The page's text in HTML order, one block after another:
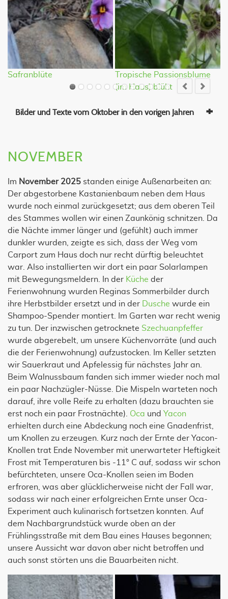
Safranblüte
Tropische Passionsblume
(im Haus) blüht
Bilder und Texte vom Oktober in den vorigen Jahren
NOVEMBER
Im November 2025 standen einige Außenarbeiten an:
Der abgestorbene Kastanienbaum neben dem Haus
wurde noch einmal zurückgesetzt; aus dem oberen Teil
des Stammes wollen wir einen Zaunkönig schnitzen. Da
die Nächte immer länger und (gefühlt) auch immer
dunkler wurden, zeigte es sich, dass der Weg vom
Carport zum Haus doch nur recht dürftig beleuchtet
war. Also installierten wir dort ein paar Solarlampen
mit Bewegungsmeldern. In der Küche der
Ferienwohnung wurden Reginas Sommerbilder durch
ihre Herbstbilder ersetzt und in der
Dusche wurde ein
Shampoo-Spender montiert. Im Garten war recht wenig
zu tun. Der inzwischen getrocknete Szechuanpfeffer
wurde abgerebelt, um unsere Küchenvorräte (und auch
die der Ferienwohnung) aufzustocken. Im Keller setzten
wir Sauerkraut und Apfelessig für nächstes Jahr an.
Beim Walnussbaum fanden sich immer wieder noch mal
ein paar Nachzügler-Nüsse. Die Mispeln warteten noch
darauf, ihre volle Reife zu erhalten (dazu brauchten sie
erst noch ein paar Frostnächte). Oca und Yacon
erhielten durch eine Abdeckung noch eine Gnadenfrist,
um Knollen zu erzeugen. Kurz nach der Ernte der Yacon-
Knollen trat Ende November mit unerwarteter Heftigkeit
Frost mit Temperaturen bis -11° C auf, sodass wir schon
befürchteten, unsere Oca-Knollen seien im Boden
erfroren, was aber glücklicherweise nicht der Fall war,
sodass wir nach einer erfolgreichen Ernte unser Oca-
Experiment auch kulinarisch fortsetzen konnten. Auf
dem Nachbargrundstück wurde oben an der
Frühlingsstraße mit dem Bau eines Hauses begonnen;
unsere Aussicht war davon aber nicht betroffen und
auch sonst störten uns die Bauarbeiten nicht.